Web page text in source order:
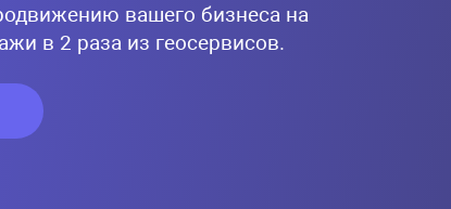
вашего бизнеса на
в 2 раза из геосервисов.